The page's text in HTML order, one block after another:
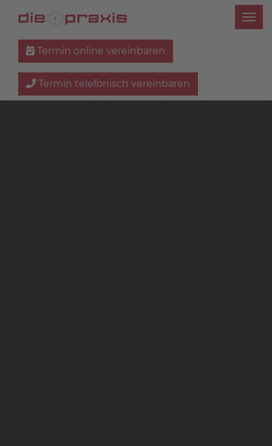
Termin online vereinbaren
Termin telefonisch vereinbaren